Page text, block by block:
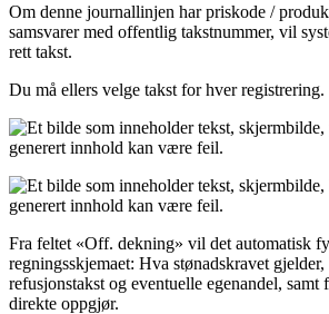
Om denne journallinjen har priskode /
samsvarer med offentlig takstnummer, vil
rett takst.
Du må ellers velge takst for hver registrering.
Fra feltet «Off. dekning» vil det automatisk
regningsskjemaet: Hva stønadskravet gjelder,
refusjonstakst og eventuelle egenandel, samt
direkte oppgjør.